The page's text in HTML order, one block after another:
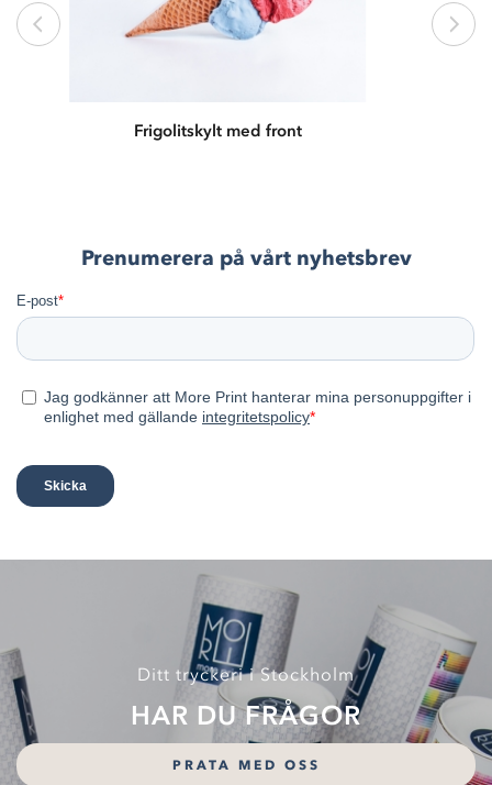
Frigolitskylt med front
Prenumerera på vårt nyhetsbrev
Ditt tryckeri i Stockholm
HAR DU FRÅGOR
PRATA MED OSS